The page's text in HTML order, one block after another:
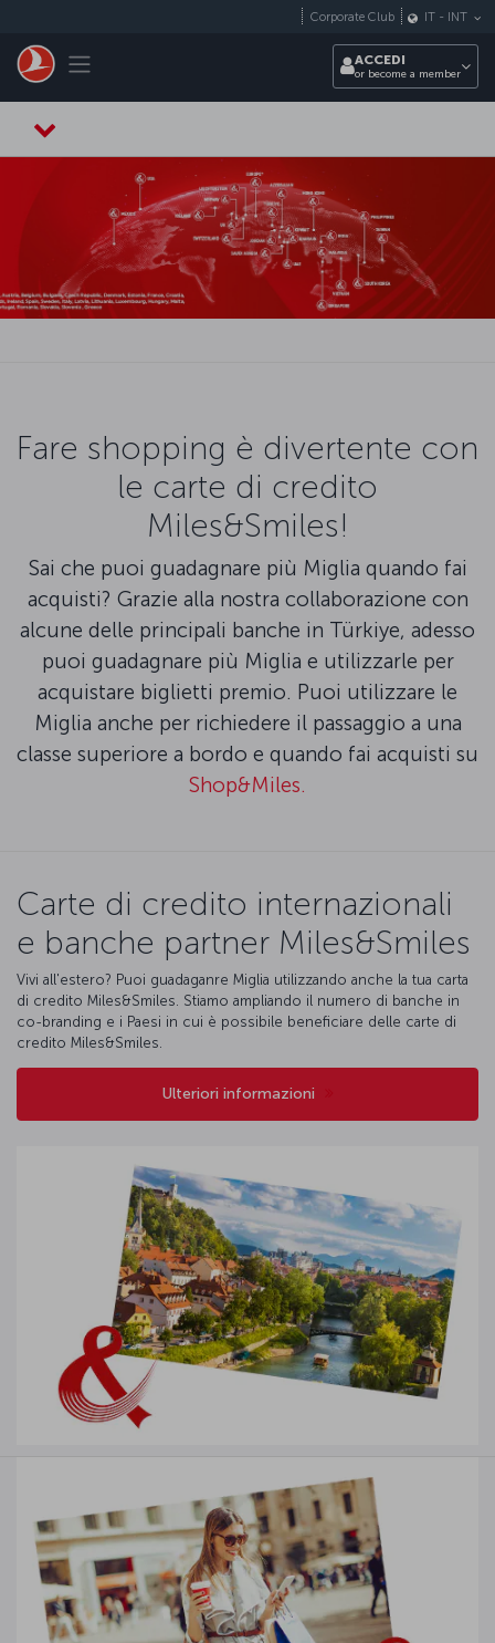
Toggle navigation
Corporate Club IT - INT
ACCEDI
or become a member
Fare shopping è divertente con
le carte di credito
Miles&Smiles!
Sai che puoi guadagnare più Miglia quando fai
acquisti? Grazie alla nostra collaborazione con
alcune delle principali banche in Türkiye, adesso
puoi guadagnare più Miglia e utilizzarle per
acquistare biglietti premio. Puoi utilizzare le
Miglia anche per richiedere il passaggio a una
classe superiore a bordo e quando fai acquisti su
Shop&Miles.
Carte di credito internazionali
e banche partner Miles&Smiles
Vivi all'estero? Puoi guadaganre Miglia utilizzando anche la tua carta
di credito Miles&Smiles. Stiamo ampliando il numero di banche in
co-branding e i Paesi in cui è possibile beneficiare delle carte di
credito Miles&Smiles.
Ulteriori informazioni